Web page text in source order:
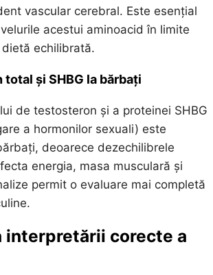
vascular cerebral. Este esențial
acestui aminoacid în limite
echilibrată.
total și SHBG la bărbați
de testosteron și a proteinei SHBG
a hormonilor sexuali) este
deoarece dezechilibrele
energia, masa musculară și
permit o evaluare mai completă
interpretării corecte a